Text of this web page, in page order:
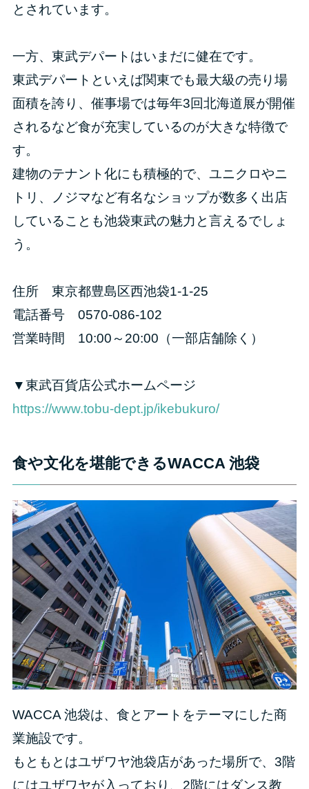
とされています。
一方、東武デパートはいまだに健在です。
東武デパートといえば関東でも最大級の売り場
面積を誇り、催事場では毎年3回北海道展が開催
されるなど食が充実しているのが大きな特徴で
す。
建物のテナント化にも積極的で、ユニクロやニ
トリ、ノジマなど有名なショップが数多く出店
していることも池袋東武の魅力と言えるでしょ
う。
住所 東京都豊島区西池袋1-1-25
電話番号 0570-086-102
営業時間 10:00～20:00（一部店舗除く）
▼東武百貨店公式ホームページ
https://www.tobu-dept.jp/ikebukuro/
食や文化を堪能できるWACCA 池袋
WACCA 池袋は、食とアートをテーマにした商
業施設です。
もともとはユザワヤ池袋店があった場所で、3階
にはユザワヤが入っており、2階にはダンス教